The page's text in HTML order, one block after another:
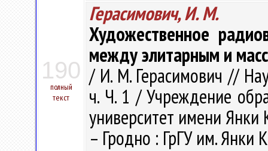
190
полный
текст
Герасимович, И. М.
Художественное
между элитарным и
/ И. М. Герасимович //
ч. Ч. 1 / Учреждение
университет имени Янки
– Гродно : ГрГУ им. Янки